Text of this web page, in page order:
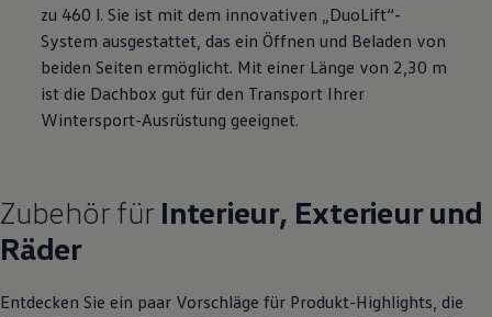
zu 460 l. Sie ist mit dem innovativen „DuoLift“-
System ausgestattet, das ein Öffnen und Beladen von
beiden Seiten ermöglicht. Mit einer Länge von 2,30 m
ist die Dachbox gut für den Transport Ihrer
Wintersport-Ausrüstung geeignet.
Zubehörfür Interieur, Exterieur und
Räder
Entdecken Sie ein paar Vorschläge für Produkt-Highlights , die